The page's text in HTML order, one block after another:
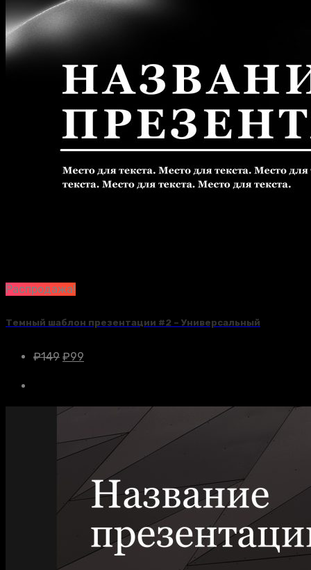
Распродажа!
Темный шаблон презентации #2 – Универсальный
₽149 ₽99